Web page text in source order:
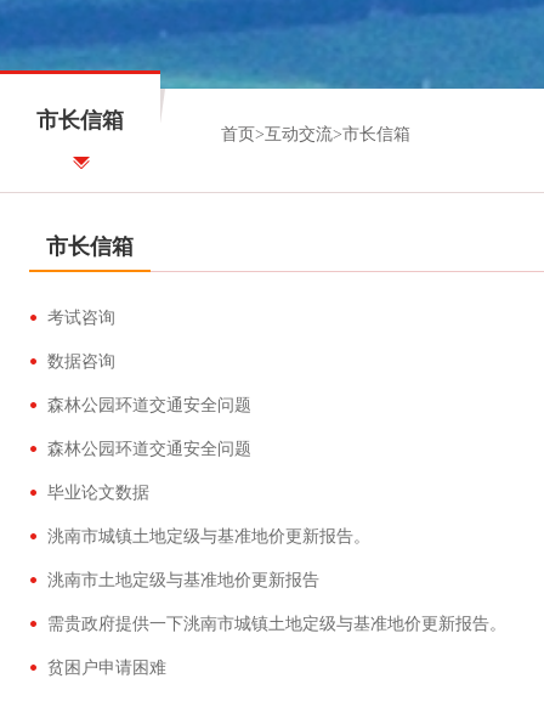
市长信箱
首页 >互动交流>市长信箱
市长信箱
考试咨询
数据咨询
森林公园环道交通安全问题
森林公园环道交通安全问题
毕业论文数据
洮南市城镇土地定级与基准地价更新报告。
洮南市土地定级与基准地价更新报告
需贵政府提供一下洮南市城镇土地定级与基准地价更新报告。
贫困户申请困难